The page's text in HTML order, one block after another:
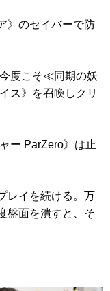
》 のセイバーで防
度こそ≪同期の妖
ス》
を召喚しクリ
ー ParZero》 は止
レイを続ける。万
盤面を潰すと、そ